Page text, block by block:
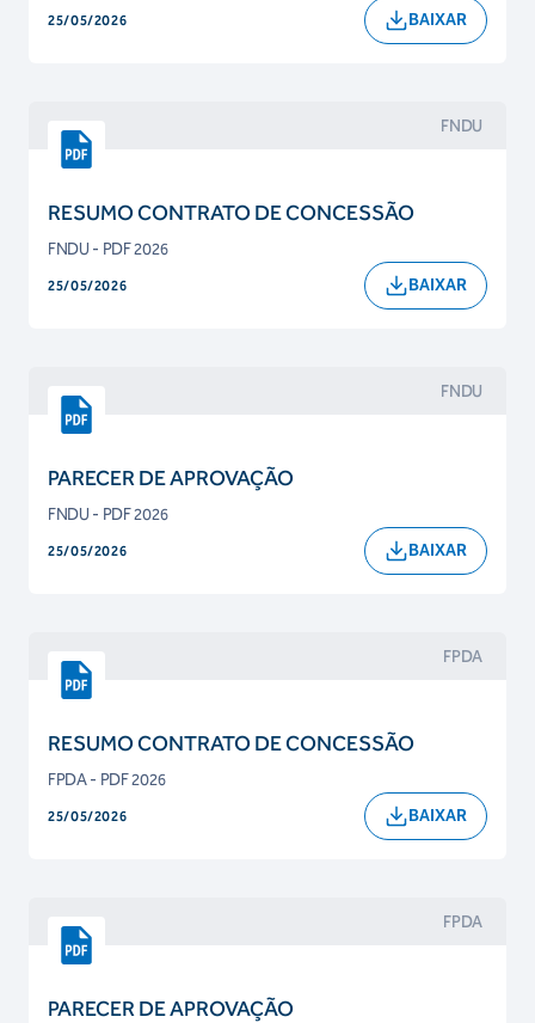
25/05/2026 BAIXAR
FNDU
RESUMO CONTRATO DE CONCESSÃO
FNDU - PDF 2026
25/05/2026 BAIXAR
FNDU
PARECER DE APROVAÇÃO
FNDU - PDF 2026
25/05/2026 BAIXAR
FPDA
RESUMO CONTRATO DE CONCESSÃO
FPDA - PDF 2026
25/05/2026 BAIXAR
FPDA
PARECER DE APROVAÇÃO